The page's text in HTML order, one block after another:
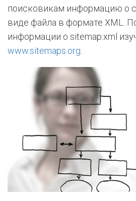
поисковикам информацию о
виде файла в формате XML.
информации о sitemap.xml
www.sitemaps.org